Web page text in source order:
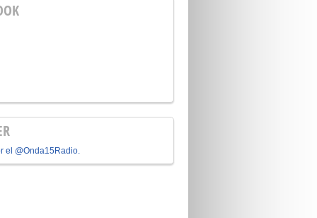
el @Onda15Radio.